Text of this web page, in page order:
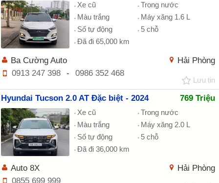
Xe cũ
Trong nước
Màu trắng
Máy xăng 1.6 L
Số tự động
5 chỗ
Đã đi 65,000 km
Hải Phòng
Ba Cường Auto
0913 247 398
- 0986 352 468
Lưu tin
Hyundai Tucson 2.0 AT Đặc biệt - 2024 769 Triệu
Xe cũ
Trong nước
Màu trắng
Máy xăng 2.0 L
Số tự động
5 chỗ
Đã đi 36,000 km
Hải Phòng
Auto 8X
0855 699 999